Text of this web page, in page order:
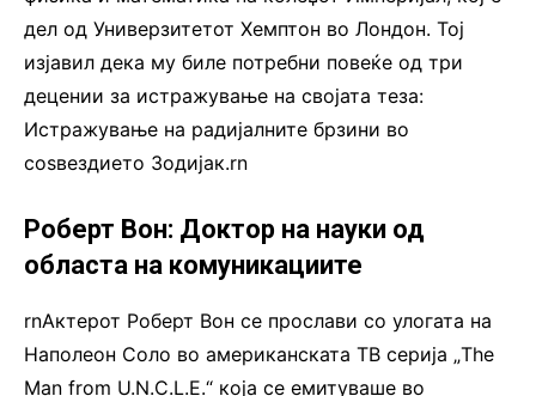
дел од Универзитетот Хемптон во Лондон. Тој
изјавил дека му биле потребни повеќе од три
децении за истражување на својата теза:
Истражување на радијалните брзини во
соѕвездието Зодијак.rn
Роберт Вон: Доктор на науки од
областа на комуникациите
rnАктерот Роберт Вон се прослави со улогата на
Наполеон Соло во американската ТВ серија „The
Man from U.N.C.L.E.“ која се емитуваше во